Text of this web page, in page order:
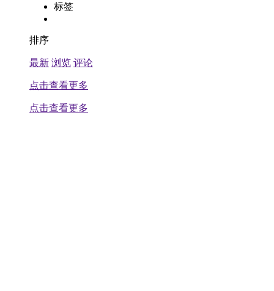
标签
排序
最新 浏览 评论
点击查看更多
点击查看更多